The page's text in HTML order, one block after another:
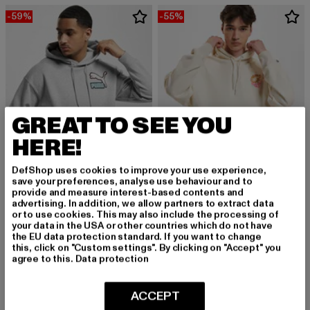
-59%
PUMA
Puma Fandom Hoodie
38,54 EUR
Derzeitiger Preis: 38,54 EUR
93,99 EURAktionspreis: 93,99 EUR
-55%
PUMA
Downtown Graphic
36,00 EUR
Derzeitiger Preis: 36,00 EUR
79,99 EURAktionspreis:
-53%
GREAT TO SEE YOU
HERE!
DefShop uses cookies to improve your use experience,
save your preferences, analyse use behaviour and to
provide and measure interest-based contents and
advertising. In addition, we allow partners to extract data
or to use cookies. This may also include the processing of
your data in the USA or other countries which do not have
the EU data protection standard. If you want to change
this, click on "Custom settings". By clicking on "Accept" you
agree to this. Data protection
ACCEPT